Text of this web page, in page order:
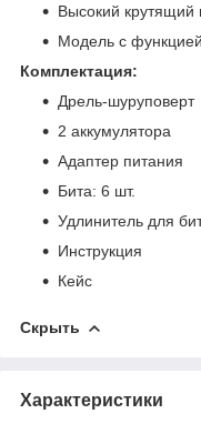
Высокий крутящий
Модель с
Комплектация:
Дрель-шуруповерт
2 аккумулятора
Адаптер питания
Бита: 6 шт.
Удлинитель для
Инструкция
Кейс
Скрыть
Характеристики